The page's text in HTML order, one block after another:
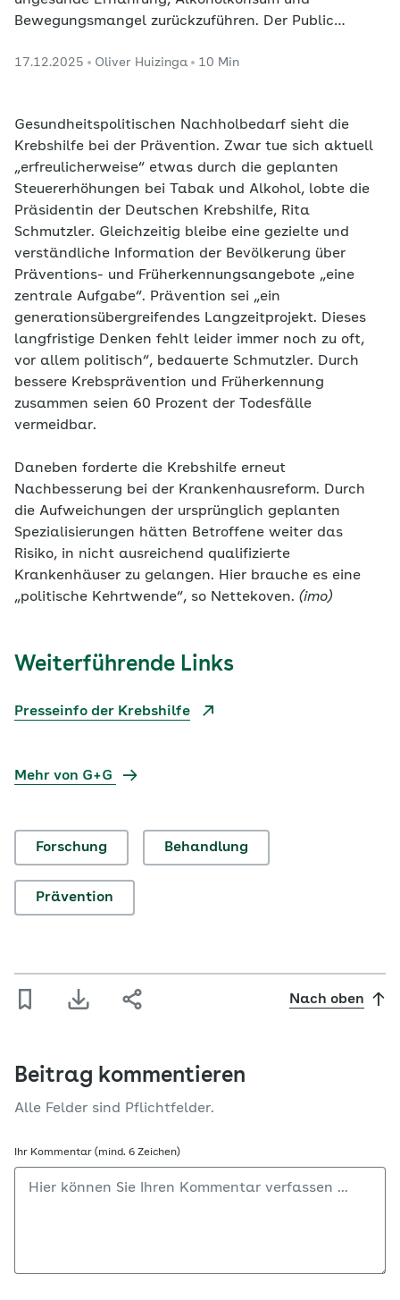
Bewegungsmangel zurückzuführen. Der Public
Deutschen Krebsforschungszentrums zeigt, wie sich
17.12.2025 Oliver Huizinga 10 Min
Gesundheitspolitischen Nachholbedarf sieht die
Krebshilfe bei der Prävention. Zwar tue sich aktuell
„erfreulicherweise“ etwas durch die geplanten
Steuererhöhungen bei Tabak und Alkohol, lobte die
Präsidentin der Deutschen Krebshilfe, Rita
Schmutzler. Gleichzeitig bleibe eine gezielte und
verständliche Information der Bevölkerung über
Präventions- und Früherkennungsangebote „eine
zentrale Aufgabe“. Prävention sei „ein
generationsübergreifendes Langzeitprojekt. Dieses
langfristige Denken fehlt leider immer noch zu oft,
vor allem politisch“, bedauerte Schmutzler. Durch
bessere Krebsprävention und Früherkennung
zusammen seien 60 Prozent der Todesfälle
vermeidbar.
Daneben forderte die Krebshilfe erneut
Nachbesserung bei der Krankenhausreform. Durch
die Aufweichungen der ursprünglich geplanten
Spezialisierungen hätten Betroffene weiter das
Risiko, in nicht ausreichend qualifizierte
Krankenhäuser zu gelangen. Hier brauche es eine
„politische Kehrtwende“, so Nettekoven. (imo)
Weiterführende Links
Presseinfo der Krebshilfe
Mehr von G+G
Forschung Behandlung
Prävention
Nach oben
Beitrag kommentieren
Alle Felder sind Pflichtfelder.
Ihr Kommentar (mind. 6 Zeichen)